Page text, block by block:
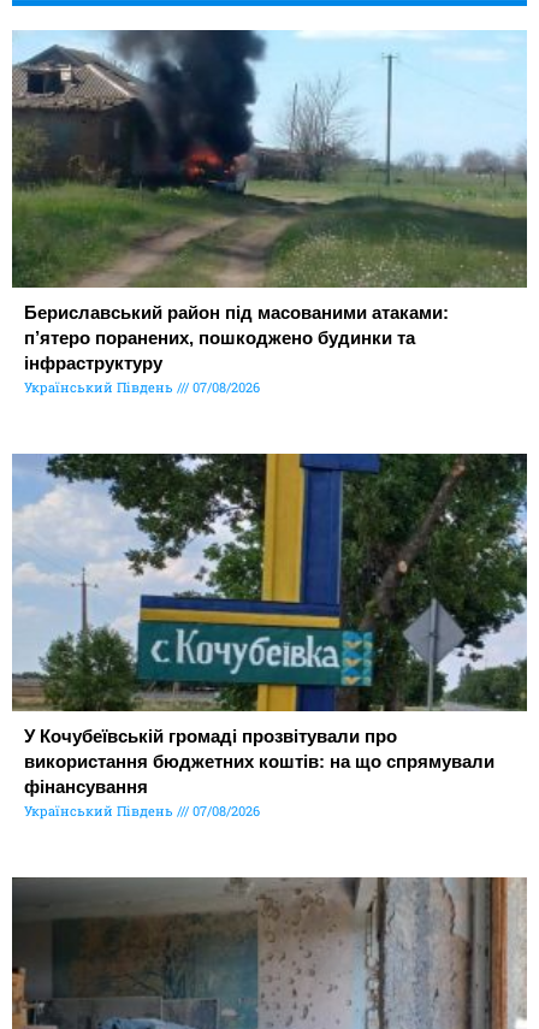
Бериславський район під масованими атаками:
п’ятеро поранених, пошкоджено будинки та
інфраструктуру
Український Південь 07/08/2026
У Кочубеївській громаді прозвітували про
використання бюджетних коштів: на що спрямували
фінансування
Український Південь 07/08/2026